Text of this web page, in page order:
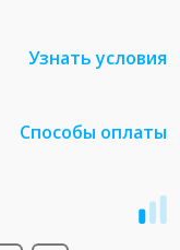
Узнать условия
Способы оплаты